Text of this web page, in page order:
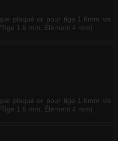
plaqué or pour tige 1.6mm vis
1.6 mm, Élément 4 mm)
plaqué or pour tige 1.6mm vis
1.6 mm, Élément 4 mm)